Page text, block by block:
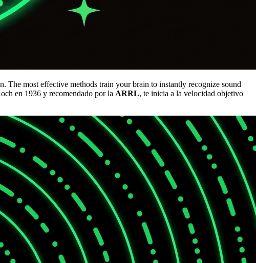
The most effective methods train your brain to instantly recognize sound
en 1936 y recomendado por la ARRL, te inicia a la velocidad objetivo